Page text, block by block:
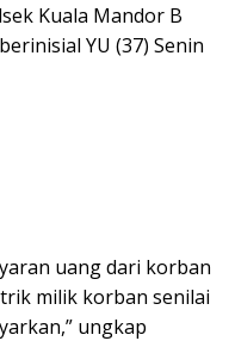
Kuala Mandor B
YU (37) Senin
uang dari korban
milik korban senilai
ungkap